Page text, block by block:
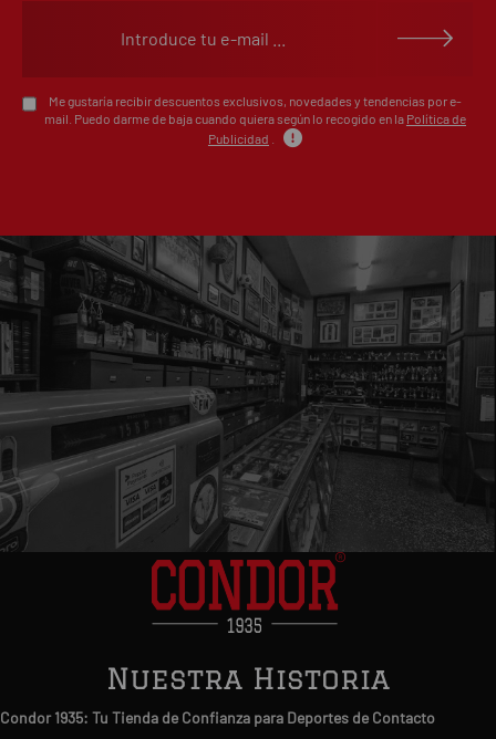
Me gustaría recibir descuentos exclusivos, novedades y tendencias por e-
mail. Puedo darme de baja cuando quiera según lo recogido en la Política de
Publicidad
Nuestra Historia
Condor 1935: Tu Tienda de Confianza para Deportes de Contacto